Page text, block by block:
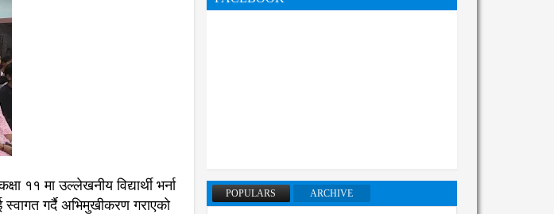
११ मा उल्लेखनीय विद्यार्थी भर्ना
स्वागत गर्दै अभिमुखीकरण गराएको
POPULARS ARCHIVE